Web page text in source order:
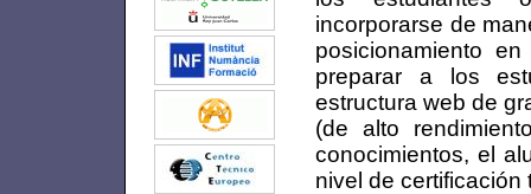
incorporarse de
posicionamiento
preparar a los
estructura web de
(de alto
conocimientos, el
nivel de